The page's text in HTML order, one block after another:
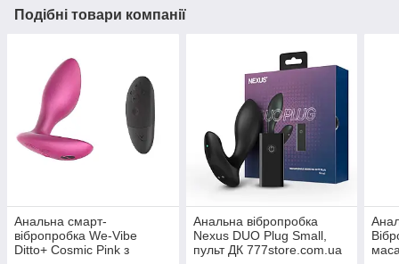
Подібні товари компанії
Анальна смарт-
вібропробка We-Vibe
Ditto+ Cosmic Pink з
Анальна вібропробка
Nexus DUO Plug Small,
пульт ДК 777store.com.ua